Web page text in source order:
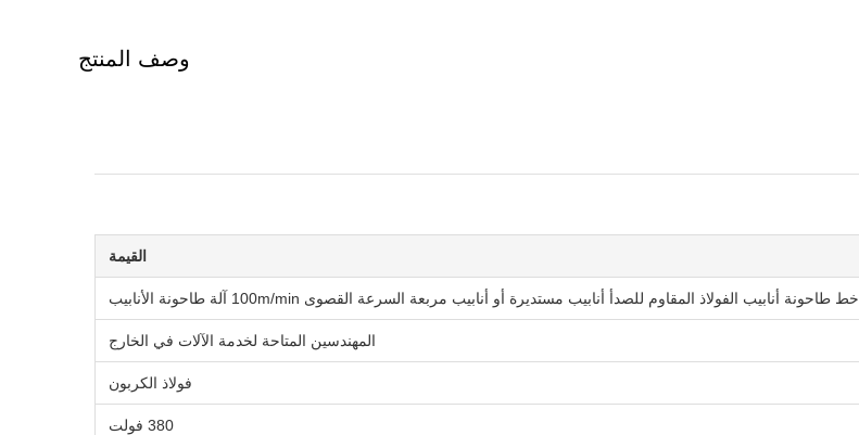
وصف المنتج
القيمة
خط طاحونة أنابيب الفولاذ المقاوم للصدأ أنابيب مستديرة أو أنابيب مربعة السرعة القصوى 100m/min آلة طاحونة الأنابيب
المهندسين المتاحة لخدمة الآلات في الخارج
فولاذ الكربون
380 فولت